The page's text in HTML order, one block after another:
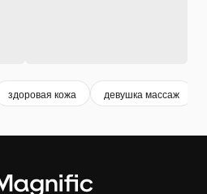
здоровая кожа девушка массаж